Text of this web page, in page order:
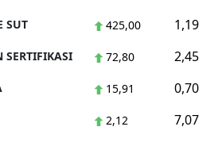
SUT 425,00 1,19
72,80 2,45
15,91 0,70
2,12 7,07